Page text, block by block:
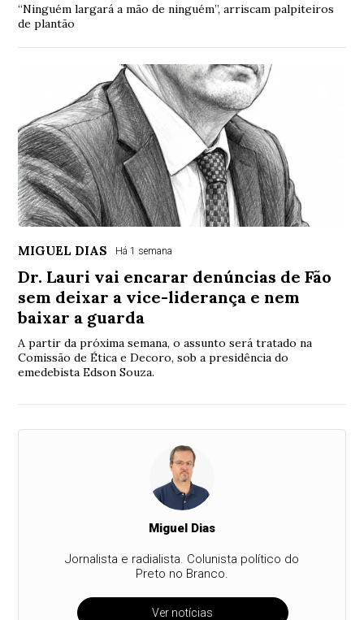
“Ninguém largará a mão de ninguém”, arriscam palpiteiros
de plantão
MIGUEL DIAS Há 1 semana
Dr. Lauri vai encarar denúncias de Fão
sem deixar a vice-liderança e nem
baixar a guarda
A partir da próxima semana, o assunto será tratado na
Comissão de Ética e Decoro, sob a presidência do
emedebista Edson Souza.
Miguel Dias
Jornalista e radialista. Colunista político do
Preto no Branco.
Ver notícias